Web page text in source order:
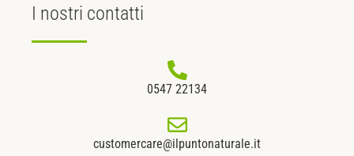
I nostri contatti
0547 22134
customercare@ilpuntonaturale.it